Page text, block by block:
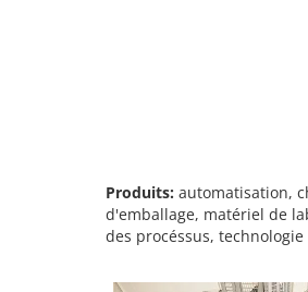
Produits: automatisation,
d'emballage, matériel de
des procéssus,